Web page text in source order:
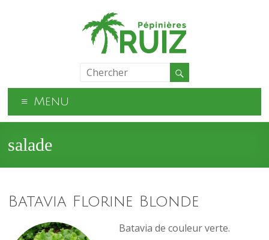
Menu
salade
Batavia Florine Blonde
Batavia de couleur verte.